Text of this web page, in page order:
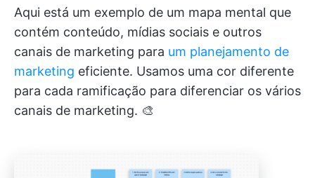
Aqui está um exemplo de um mapa mental que
contém conteúdo, mídias sociais e outros
canais de marketing para um planejamento de
marketing eficiente. Usamos uma cor diferente
para cada ramificação para diferenciar os vários
canais de marketing. 🎨